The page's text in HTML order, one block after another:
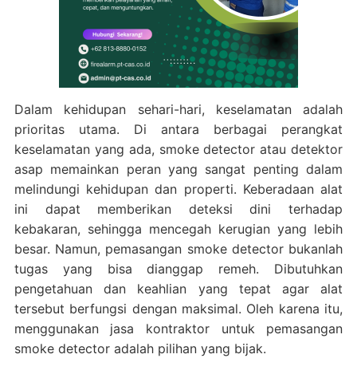
Dalam kehidupan sehari-hari, keselamatan adalah
prioritas utama. Di antara berbagai perangkat
keselamatan yang ada, smoke detector atau detektor
asap memainkan peran yang sangat penting dalam
melindungi kehidupan dan properti. Keberadaan alat
ini dapat memberikan deteksi dini terhadap
kebakaran, sehingga mencegah kerugian yang lebih
besar. Namun, pemasangan smoke detector bukanlah
tugas yang bisa dianggap remeh. Dibutuhkan
pengetahuan dan keahlian yang tepat agar alat
tersebut berfungsi dengan maksimal. Oleh karena itu,
menggunakan jasa kontraktor untuk pemasangan
smoke detector adalah pilihan yang bijak.